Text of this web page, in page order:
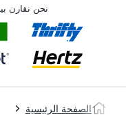
نحن نقارن
الصفحة الرئيسية